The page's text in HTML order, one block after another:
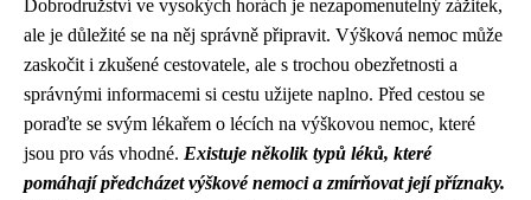
Dobrodružství ve vysokých horách je nezapomenutelný zážitek,
ale je důležité se na něj správně připravit. Výšková nemoc může
zaskočit i zkušené cestovatele, ale s trochou obezřetnosti a
správnými informacemi si cestu užijete naplno. Před cestou se
poraďte se svým lékařem o lécích na výškovou nemoc, které
jsou pro vás vhodné. Existuje několik typů léků, které
pomáhají předcházet výškové nemoci a zmírňovat její příznaky.